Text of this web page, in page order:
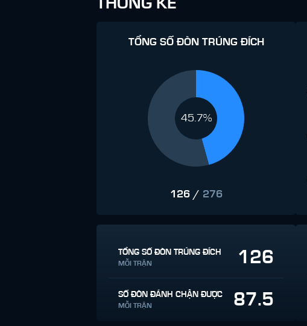
THỐNG KÊ
TỔNG SỐ ĐÒN TRÚNG ĐÍCH
45.7%
126/ 276
TỔNG SỐ ĐÒN TRÚNG ĐÍCH
MỖI TRẬN 126
SỐ ĐÒN ĐÁNH CHẶN ĐƯỢC
MỖI TRẬN 87.5